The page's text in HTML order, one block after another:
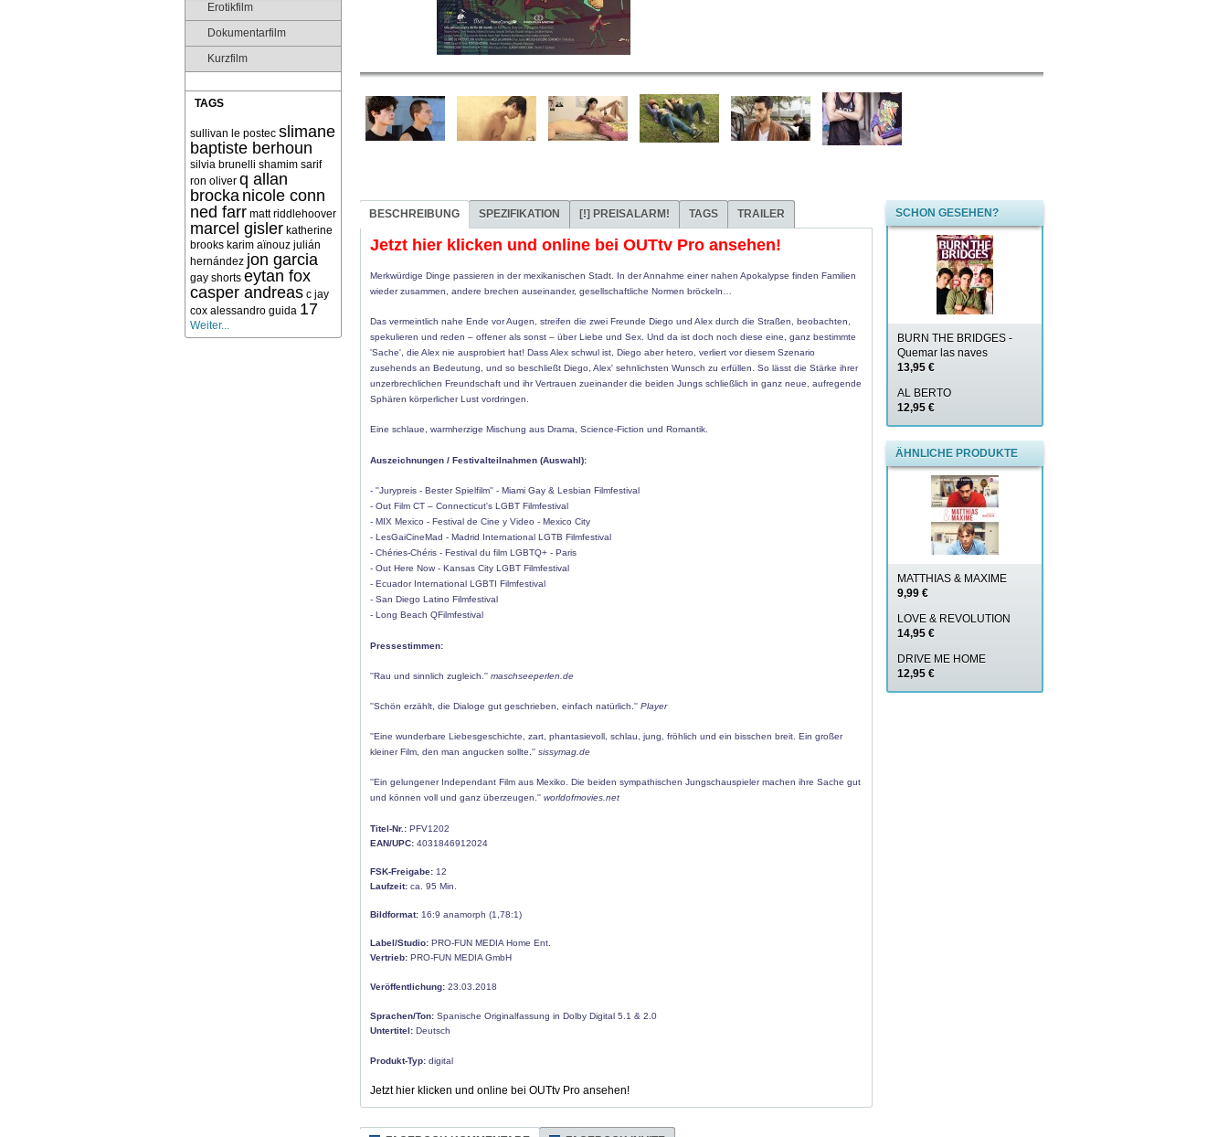
Erotikfilm
Dokumentarfilm
Kurzfilm
TAGS
sullivan le postec slimane
baptiste berhoun
silvia brunelli shamim sarif
ron oliver q allan
brocka nicole conn
ned farr matt riddlehoover
marcel gisler katherine
brooks karim aïnouz julián
hernández jon garcia
gay shorts eytan fox
casper andreas c jay
cox alessandro guida 17
Weiter...
BESCHREIBUNG SPEZIFIKATION [!] PREISALARM! TAGS TRAILER
Jetzt hier klicken und online bei OUTtv Pro ansehen!
Merkwürdige Dinge passieren in der mexikanischen Stadt. In der Annahme einer nahen Apokalypse finden Familien
wieder zusammen, andere brechen auseinander, gesellschaftliche Normen bröckeln…
Das vermeintlich nahe Ende vor Augen, streifen die zwei Freunde Diego und Alex durch die Straßen, beobachten,
spekulieren und reden – offener als sonst – über Liebe und Sex. Und da ist doch noch diese eine, ganz bestimmte
'Sache', die Alex nie ausprobiert hat! Dass Alex schwul ist, Diego aber hetero, verliert vor diesem Szenario
zusehends an Bedeutung, und so beschließt Diego, Alex' sehnlichsten Wunsch zu erfüllen. So lässt die Stärke ihrer
unzerbrechlichen Freundschaft und ihr Vertrauen zueinander die beiden Jungs schließlich in ganz neue, aufregende
Sphären körperlicher Lust vordringen.
Eine schlaue, warmherzige Mischung aus Drama, Science-Fiction und Romantik.
Auszeichnungen / Festivalteilnahmen (Auswahl):
- ''Jurypreis - Bester Spielfilm'' - Miami Gay & Lesbian Filmfestival
- Out Film CT – Connecticut's LGBT Filmfestival
- MIX Mexico - Festival de Cine y Video - Mexico City
- LesGaiCineMad - Madrid International LGTB Filmfestival
- Chéries-Chéris - Festival du film LGBTQ+ - Paris
- Out Here Now - Kansas City LGBT Filmfestival
- Ecuador International LGBTI Filmfestival
- San Diego Latino Filmfestival
- Long Beach QFilmfestival
Pressestimmen:
''Rau und sinnlich zugleich.'' maschseeperlen.de
''Schön erzählt, die Dialoge gut geschrieben, einfach natürlich.'' Player
''Eine wunderbare Liebesgeschichte, zart, phantasievoll, schlau, jung, fröhlich und ein bisschen breit. Ein großer
kleiner Film, den man angucken sollte.'' sissymag.de
''Ein gelungener Independant Film aus Mexiko. Die beiden sympathischen Jungschauspieler machen ihre Sache gut
und können voll und ganz überzeugen.'' worldofmovies.net
Titel-Nr.: PFV1202
EAN/UPC: 4031846912024
FSK-Freigabe: 12
Laufzeit: ca. 95 Min.
Bildformat: 16:9 anamorph (1,78:1)
Label/Studio: PRO-FUN MEDIA Home Ent.
Vertrieb: PRO-FUN MEDIA GmbH
Veröffentlichung: 23.03.2018
Sprachen/Ton: Spanische Originalfassung in Dolby Digital 5.1 & 2.0
Untertitel: Deutsch
Produkt-Typ: digital
Jetzt hier klicken und online bei OUTtv Pro ansehen!
SCHON GESEHEN?
BURN THE BRIDGES -
Quemar las naves
13,95 €
AL BERTO
12,95 €
ÄHNLICHE PRODUKTE
MATTHIAS & MAXIME
9,99 €
LOVE & REVOLUTION
14,95 €
DRIVE ME HOME
12,95 €